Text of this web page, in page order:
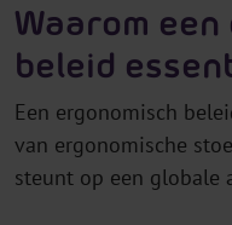
Waarom
beleid
Een ergonomisch
van ergonomische
steunt op een globale